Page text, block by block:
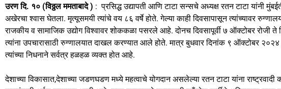
c
e
b
o
o
st
o
d
o
n
ai
l
ar
e
उरण दि. १० (विठ्ठल ममताबादे ) : प्रसिद्ध उद्यापती आणि टाटा सन्सचे अध्यक्ष रतन टाटा यांनी
अखेरचा श्वास घेतला. मृत्यूसमयी त्यांचे वय ८६ वर्षे होते. गेल्या काही दिवसापासून त्यांच्यावर
राजकीय व सामाजिक उद्योग विश्वावर शोककळा पसरले आहे. दोनच दिवसापूर्वी ७ ऑक्टोबर रोजी
त्यांना उपचारासाठी रुग्णालयात दाखल करण्यात आले होते. मात्र बुधवार दिनांक ९ ऑक्टोबर
त्यांच्या निधनाने सर्वत्र हळहळ व्यक्त होत आहे.
देशाच्या विकासात,देशाच्या जडणघडण मध्ये महत्वाचे योगदान असलेल्या रतन टाटा यांना राष्ट्रवादी